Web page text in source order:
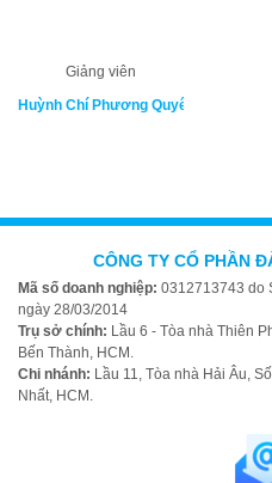
Giảng viên
Huỳnh Chí Phương Quyên
CÔNG TY CỔ PHẦN
Mã số doanh nghiệp: 0312713743 do
ngày 28/03/2014
Trụ sở chính: Lầu 6 - Tòa nhà Thiên
Bến Thành, HCM.
Chi nhánh: Lầu 11, Tòa nhà Hải Âu,
Nhất, HCM.